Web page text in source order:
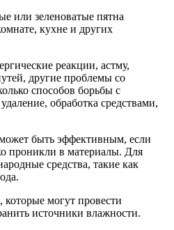
или зеленоватые пятна
кухне и других
реакции, астму,
другие проблемы со
способов борьбы с
обработка средствами,
быть эффективным, если
проникли в материалы. Для
средства, такие как
могут провести
источники влажности.